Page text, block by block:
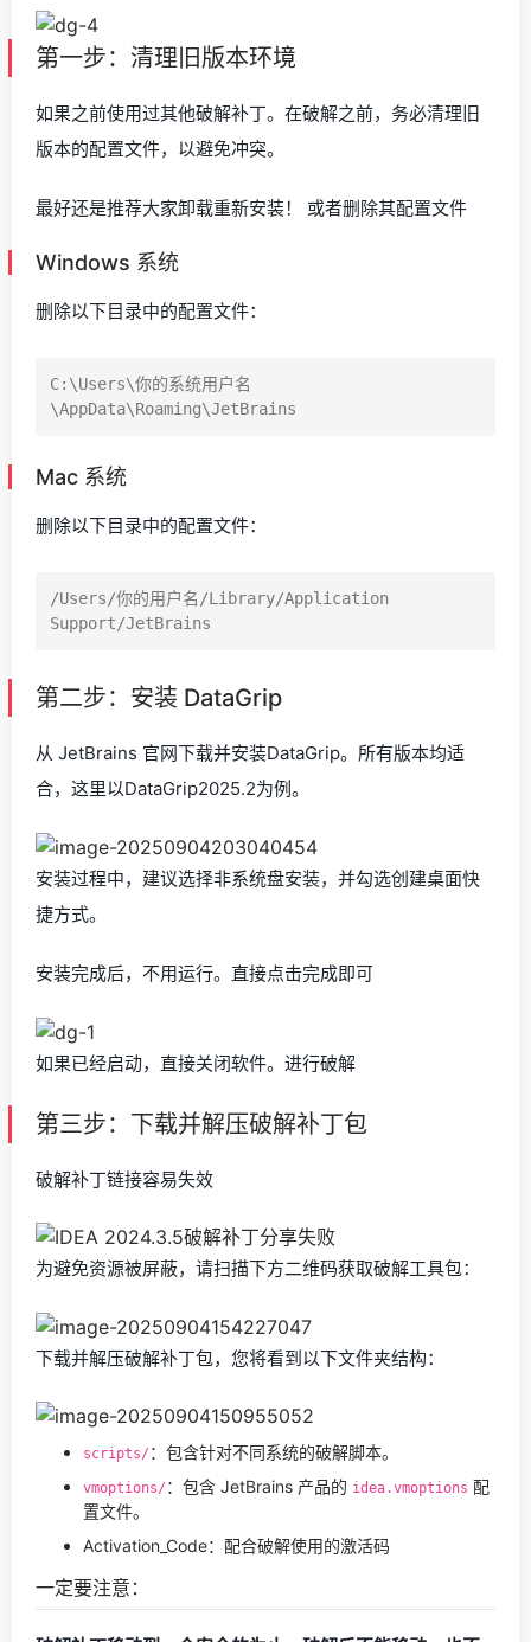
第一步：清理旧版本环境
如果之前使用过其他破解补丁。在破解之前，务必清理旧
版本的配置文件，以避免冲突。
最好还是推荐大家卸载重新安装！ 或者删除其配置文件
Windows 系统
删除以下目录中的配置文件：
C:\Users\你的系统用户名
Mac 系统
删除以下目录中的配置文件：
/Users/你的用户名/Library/Application
第二步：安装 DataGrip
从 JetBrains 官网下载并安装DataGrip。所有版本均适
合，这里以DataGrip2025.2为例。
安装过程中，建议选择非系统盘安装，并勾选创建桌面快
捷方式。
安装完成后，不用运行。直接点击完成即可
如果已经启动，直接关闭软件。进行破解
第三步：下载并解压破解补丁包
破解补丁链接容易失效
为避免资源被屏蔽，请扫描下方二维码获取破解工具包：
下载并解压破解补丁包，您将看到以下文件夹结构：
scripts/ ：包含针对不同系统的破解脚本。
vmoptions/ ：包含 JetBrains 产品的 idea.vmoptions 配
置文件。
Activation_Code：配合破解使用的激活码
一定要注意：